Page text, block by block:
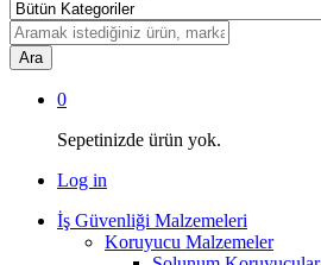
Ara
0
Sepetinizde ürün yok.
Log in
İş Güvenliği Malzemeleri
Koruyucu Malzemeler